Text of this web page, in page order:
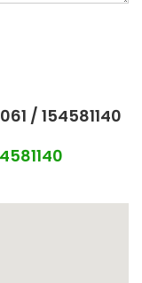
/ 154581140